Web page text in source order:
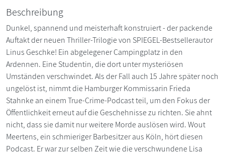
Beschreibung
Dunkel, spannend und meisterhaft konstruiert - der packende
Auftakt der neuen Thriller-Trilogie von SPIEGEL-Bestsellerautor
Linus Geschke! Ein abgelegener Campingplatz in den
Ardennen. Eine Studentin, die dort unter mysteriösen
Umständen verschwindet. Als der Fall auch 15 Jahre später noch
ungelöst ist, nimmt die Hamburger Kommissarin Frieda
Stahnke an einem True-Crime-Podcast teil, um den Fokus der
Öffentlichkeit erneut auf die Geschehnisse zu richten. Sie ahnt
nicht, dass sie damit nur weitere Morde auslösen wird. Wout
Meertens, ein schmieriger Barbesitzer aus Köln, hört diesen
Podcast. Er war zur selben Zeit wie die verschwundene Lisa